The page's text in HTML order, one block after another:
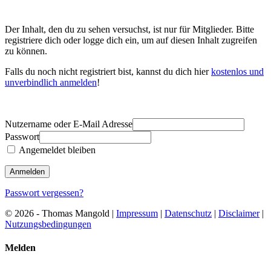
Der Inhalt, den du zu sehen versuchst, ist nur für Mitglieder. Bitte
registriere dich oder logge dich ein, um auf diesen Inhalt zugreifen
zu können.
Falls du noch nicht registriert bist, kannst du dich hierkostenlos und
unverbindlich anmelden!
Nutzername oder E-Mail Adresse
Passwort
Angemeldet bleiben
Passwort vergessen?
© 2026 - Thomas Mangold | Impressum | Datenschutz | Disclaimer|
Nutzungsbedingungen
Melden